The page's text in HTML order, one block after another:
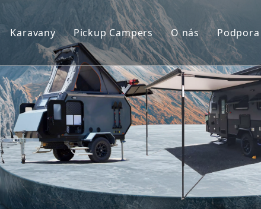
Karavany
Karavan
Toy Hauler Caravan
Obytný príves
Trailer Slza
Pickup Campers
Slide On Camper
Slide In Camper
O nás Podpora
FAQ
Video